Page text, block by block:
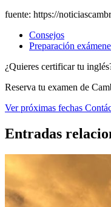
fuente: https://
Consejos
Preparación
¿Quieres certificar tu
Reserva tu examen de
Ver próximas fechas
Entradas